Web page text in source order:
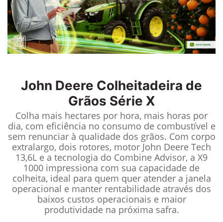
John Deere Colheitadeira de
Grãos Série X
Colha mais hectares por hora, mais horas por
dia, com eficiência no consumo de combustível e
sem renunciar à qualidade dos grãos. Com corpo
extralargo, dois rotores, motor John Deere Tech
13,6L e a tecnologia do Combine Advisor, a X9
1000 impressiona com sua capacidade de
colheita, ideal para quem quer atender a janela
operacional e manter rentabilidade através dos
baixos custos operacionais e maior
produtividade na próxima safra.